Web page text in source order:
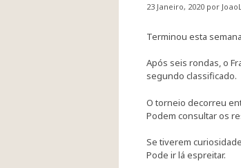
23 Janeiro, 2020 por
Terminou esta
Após seis rondas, o
segundo classificado.
O torneio decorreu
Podem consultar os
Se tiverem
Pode ir lá espreitar.